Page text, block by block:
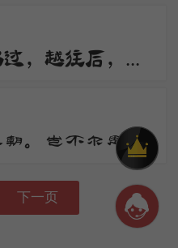
人生什么时候容易过，越往后，已经没有更好走的路。亲爱的，切莫辜负，有梦想的自己，萍水相逢的感情，良辰美景好时光。
羔裘逍遥，狐裘以朝。岂不尔思？劳心忉忉。羔裘翱翔，狐裘在堂。岂不尔思？我心忧伤。羔裘如膏，日出有曜。岂不尔思？中心是悼。
下一页